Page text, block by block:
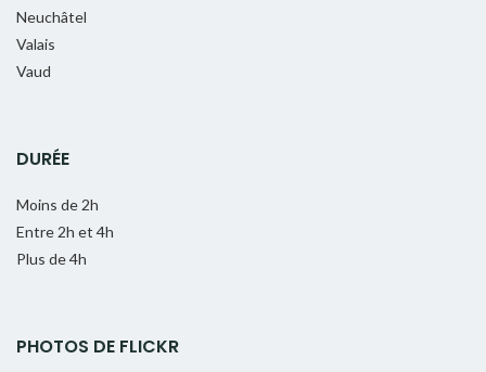
Neuchâtel
Valais
Vaud
DURÉE
Moins de 2h
Entre 2h et 4h
Plus de 4h
PHOTOS DE FLICKR